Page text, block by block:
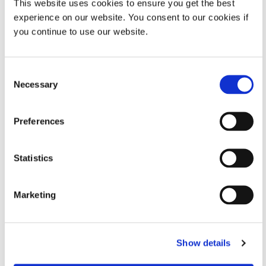
This website uses cookies to ensure you get the best
experience on our website. You consent to our cookies if
you continue to use our website.
Selection
Necessary
Preferences
Statistics
Marketing
Show details
Dymax North America est fier d'apporter un soutien
financier au projet Susan B. Anthony, qui fournit des
services de crise et de soutien aux victimes de violence